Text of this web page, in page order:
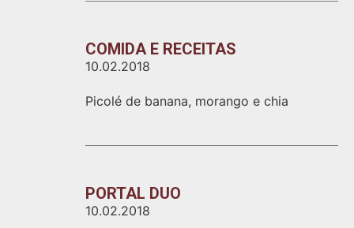
COMIDA E RECEITAS
10.02.2018
Picolé de banana, morango e chia
PORTAL DUO
10.02.2018